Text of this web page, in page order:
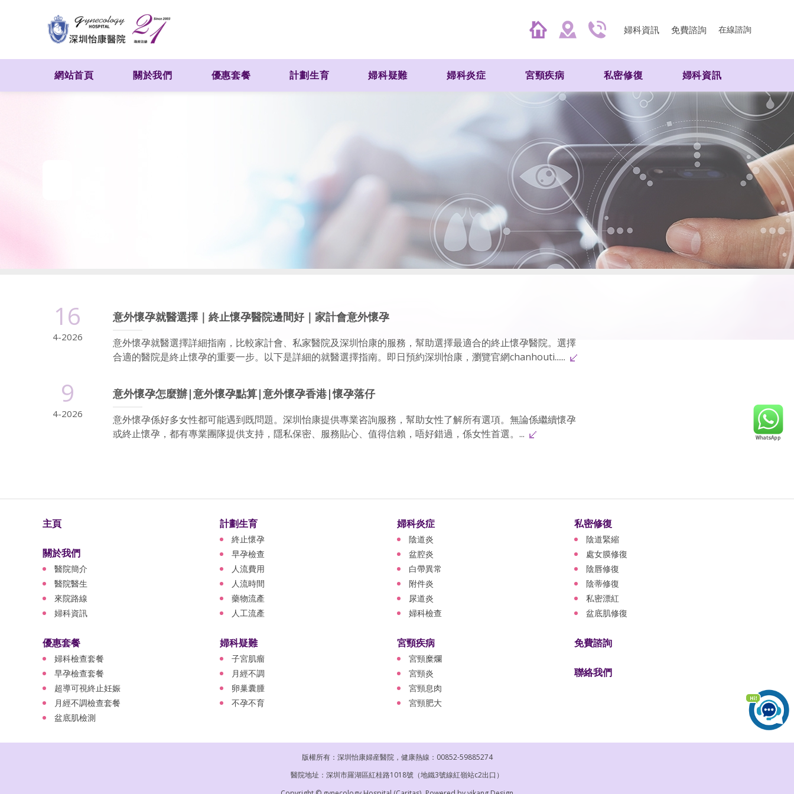
婦科資訊 免費諮詢 在線諮詢
網站首頁 關於我們 優惠套餐 計劃生育 婦科疑難 婦科炎症 宮頸疾病 私密修復 婦科資訊
16
4-2026
意外懷孕就醫選擇｜終止懷孕醫院邊間好｜家計會意外懷孕
意外懷孕就醫選擇詳細指南，比較家計會、私家醫院及深圳怡康的服務，幫助選擇最適合的終止懷孕醫院。選擇
合適的醫院是終止懷孕的重要一步。以下是詳細的就醫選擇指南。即日預約深圳怡康，瀏覽官網chanhouti......
9
4-2026
意外懷孕怎麼辦|意外懷孕點算|意外懷孕香港|懷孕落仔
意外懷孕係好多女性都可能遇到既問題。深圳怡康提供專業咨詢服務，幫助女性了解所有選項。無論係繼續懷孕
或終止懷孕，都有專業團隊提供支持，隱私保密、服務貼心、值得信賴，唔好錯過，係女性首選。...
主頁
關於我們
醫院簡介
醫院醫生
來院路線
婦科資訊
優惠套餐
婦科檢查套餐
早孕檢查套餐
超導可視終止妊娠
月經不調檢查套餐
盆底肌檢測
計劃生育
終止懷孕
早孕檢查
人流費用
人流時間
藥物流產
人工流產
婦科疑難
子宮肌瘤
月經不調
卵巢囊腫
不孕不育
婦科炎症
陰道炎
盆腔炎
白帶異常
附件炎
尿道炎
婦科檢查
宮頸疾病
宮頸糜爛
宮頸炎
宮頸息肉
宮頸肥大
私密修復
陰道緊縮
處女膜修復
陰唇修復
陰蒂修復
私密漂紅
盆底肌修復
免費諮詢
聯絡我們
版權所有：深圳怡康婦産醫院，健康熱線：00852-59885274
醫院地址：深圳市羅湖區紅桂路1018號（地鐵3號線紅嶺站c2出口）